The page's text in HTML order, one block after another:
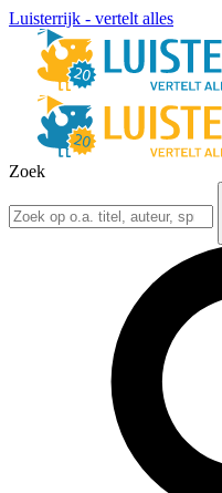
Luisterrijk - vertelt alles
Zoek